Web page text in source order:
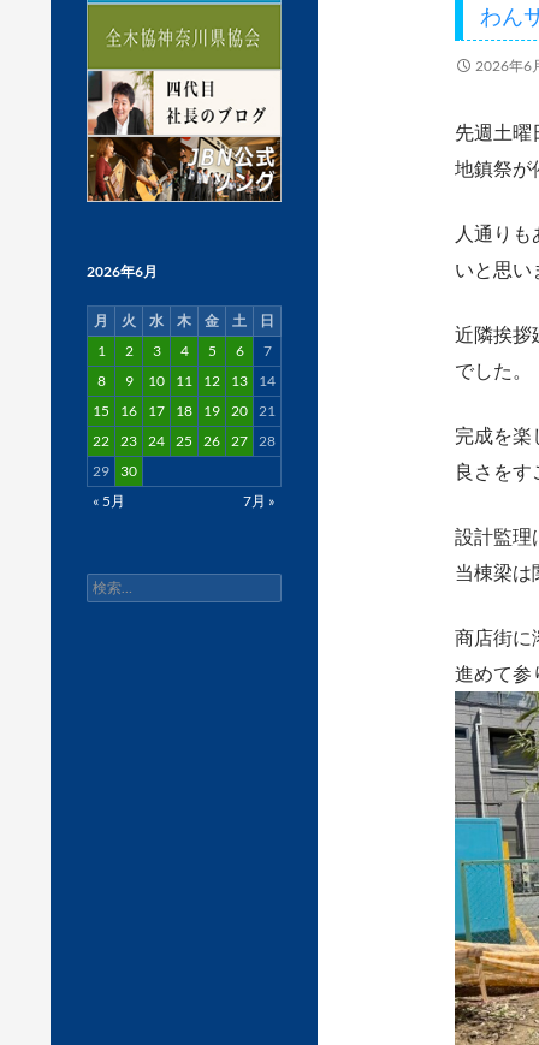
わん
2026年6
先週土曜
地鎮祭が
人通り
いと思い
近隣挨拶
でした。
完成を楽
良さをす
設計監理
当棟梁は
商店街に
進めて参
2026年6月
月 火 水 木 金 土
日
1
2 3 4 5 6
7
8
9 10 11 12 13
14
15
16 17 18 19 20
21
22
23 24 25 26 27
28
29
30
« 5月
7月 »
検
索: